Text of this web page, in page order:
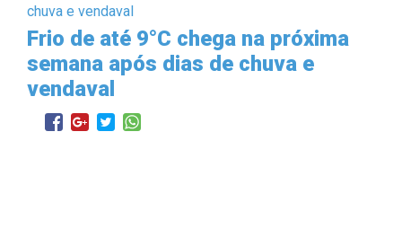
Frio de até 9°C chega na próxima
semana após dias de chuva e
vendaval